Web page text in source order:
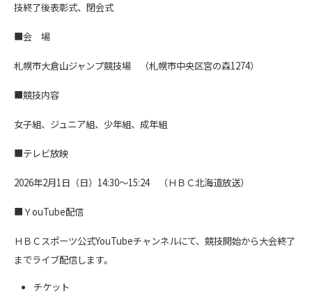
技終了後表彰式、閉会式
■会 場
札幌市大倉山ジャンプ競技場 （札幌市中央区宮の森1274）
■競技内容
女子組、ジュニア組、少年組、成年組
■テレビ放映
2026年2月1日（日）14:30～15:24 （ＨＢＣ北海道放送）
■ＹouTube配信
ＨＢＣスポーツ公式YouTubeチャンネルにて、競技開始から大会終了
までライブ配信します。
チケット